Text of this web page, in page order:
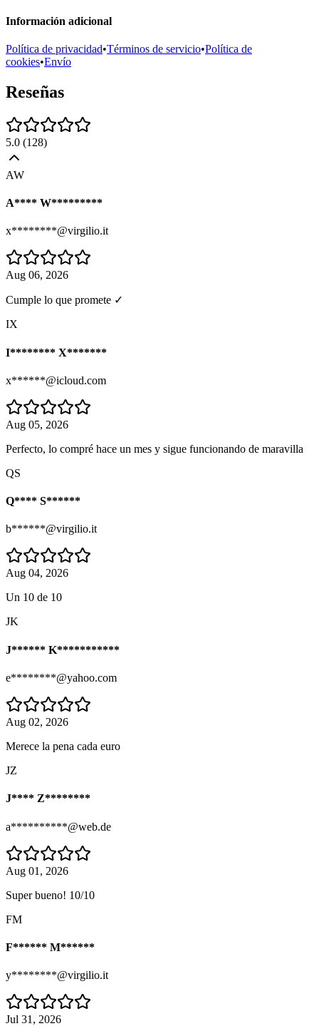
Información adicional
Política de privacidad•Términos de servicio•Política de
cookies•Envío
Reseñas
5.0 (128)
AW
A**** W*********
x********@virgilio.it
Aug 06, 2026
Cumple lo que promete ✓
IX
I******** X*******
x******@icloud.com
Aug 05, 2026
Perfecto, lo compré hace un mes y sigue funcionando de maravilla
QS
Q**** S******
b******@virgilio.it
Aug 04, 2026
Un 10 de 10
JK
J****** K***********
e********@yahoo.com
Aug 02, 2026
Merece la pena cada euro
JZ
J**** Z********
a**********@web.de
Aug 01, 2026
Super bueno! 10/10
FM
F****** M******
y********@virgilio.it
Jul 31, 2026